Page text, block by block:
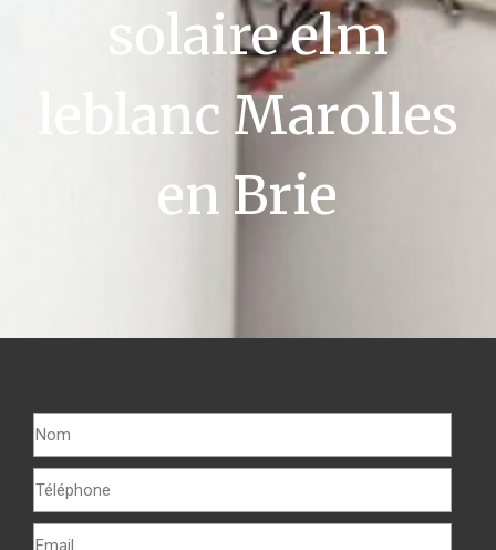
solaire elm
leblanc Marolles
en Brie